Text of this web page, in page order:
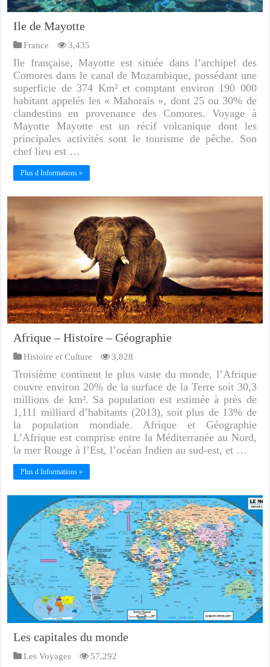
Ile de Mayotte
France 3,435
Ile française, Mayotte est située dans l’archipel des
Comores dans le canal de Mozambique, possédant une
superficie de 374 Km² et comptant environ 190 000
habitant appelés les « Mahorais », dont 25 ou 30% de
clandestins en provenance des Comores. Voyage à
Mayotte Mayotte est un récif volcanique dont les
principales activités sont le tourisme de pêche. Son
chef lieu est …
Plus d Informations »
Afrique – Histoire – Géographie
Histoire et Culture 3,828
Troisième continent le plus vaste du monde, l’Afrique
couvre environ 20% de la surface de la Terre soit 30,3
millions de km². Sa population est estimée à près de
1,111 milliard d’habitants (2013), soit plus de 13% de
la population mondiale. Afrique et Géographie
L’Afrique est comprise entre la Méditerranée au Nord,
la mer Rouge à l’Est, l’océan Indien au sud-est, et …
Plus d Informations »
Les capitales du monde
Les Voyages 57,292